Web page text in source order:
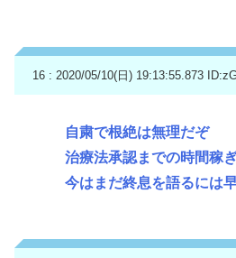
16 : 2020/05/10(日) 19:13:55.873
自粛で根絶は無理だぞ
治療法承認までの時間稼
今はまだ終息を語るには